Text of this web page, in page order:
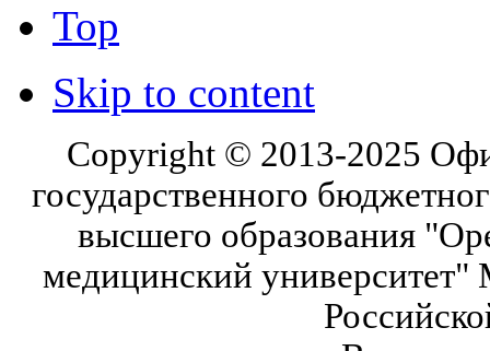
Top
Skip to content
Copyright © 2013-2025
государственного
высшего образования
медицинский университет"